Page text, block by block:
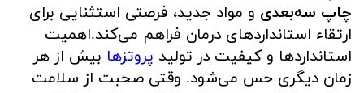
چاپ سه‌بعدی و مواد جدید، فرصتی استثنایی برای
ارتقاء استانداردهای درمان فراهم می‌کند.اهمیت
استانداردها و کیفیت در تولید پروتزها بیش از هر
زمان دیگری حس می‌شود. وقتی صحبت از سلامت